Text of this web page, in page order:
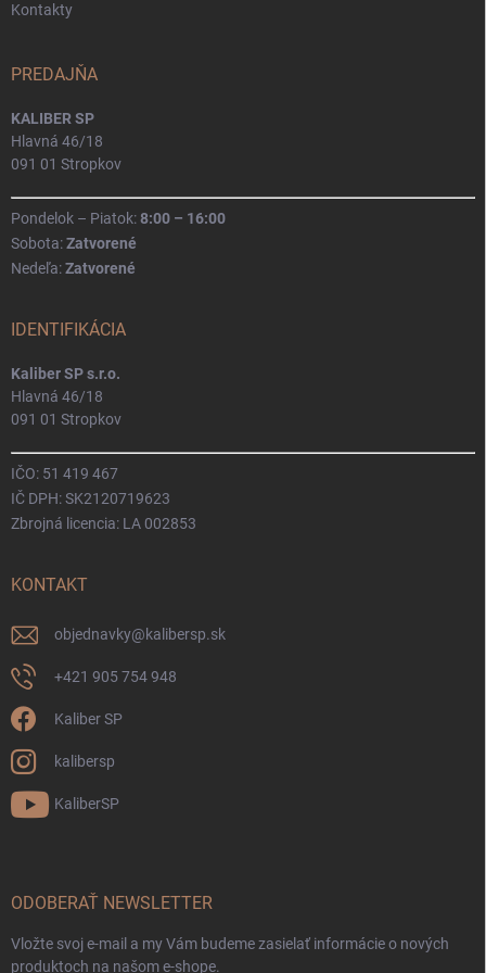
Kontakty
PREDAJŇA
KALIBER SP
Hlavná 46/18
091 01 Stropkov
Pondelok – Piatok:8:00 – 16:00
Sobota:Zatvorené
Nedeľa:Zatvorené
IDENTIFIKÁCIA
Kaliber SP s.r.o.
Hlavná 46/18
091 01 Stropkov
IČO: 51 419 467
IČ DPH: SK2120719623
Zbrojná licencia: LA 002853
KONTAKT
objednavky@kalibersp.sk
+421 905 754 948
Kaliber SP
kalibersp
KaliberSP
ODOBERAŤ NEWSLETTER
Vložte svoj e-mail a my Vám budeme zasielať informácie o nových
produktoch na našom e-shope.